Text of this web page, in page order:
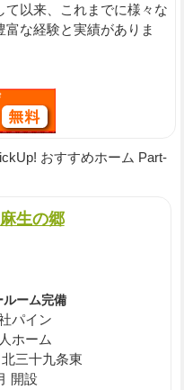
て以来、これまでに様々な
な経験と実績がありま
おすすめホーム Part-
麻生の郷
ルーム完備
パイン
ホーム
三十九条東
開設